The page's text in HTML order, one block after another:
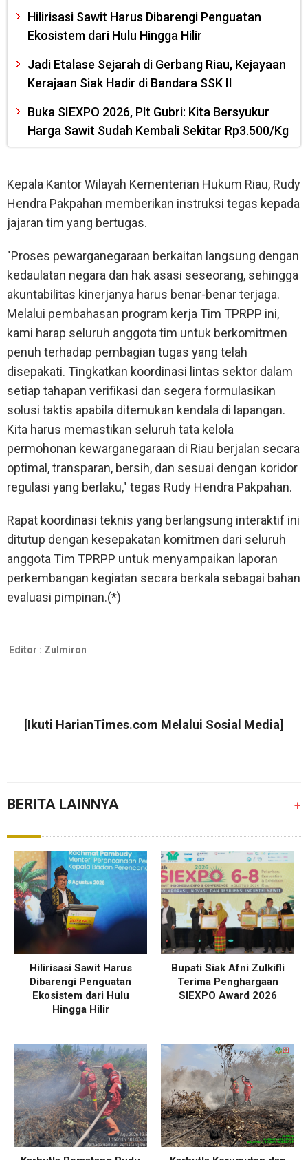
Hilirisasi Sawit Harus Dibarengi Penguatan
Ekosistem dari Hulu Hingga Hilir
Jadi Etalase Sejarah di Gerbang Riau, Kejayaan
Kerajaan Siak Hadir di Bandara SSK II
Buka SIEXPO 2026, Plt Gubri: Kita Bersyukur
Harga Sawit Sudah Kembali Sekitar Rp3.500/Kg
Kepala Kantor Wilayah Kementerian Hukum Riau, Rudy
Hendra Pakpahan memberikan instruksi tegas kepada
jajaran tim yang bertugas.
"Proses pewarganegaraan berkaitan langsung dengan
kedaulatan negara dan hak asasi seseorang, sehingga
akuntabilitas kinerjanya harus benar-benar terjaga.
Melalui pembahasan program kerja Tim TPRPP ini,
kami harap seluruh anggota tim untuk berkomitmen
penuh terhadap pembagian tugas yang telah
disepakati. Tingkatkan koordinasi lintas sektor dalam
setiap tahapan verifikasi dan segera formulasikan
solusi taktis apabila ditemukan kendala di lapangan.
Kita harus memastikan seluruh tata kelola
permohonan kewarganegaraan di Riau berjalan secara
optimal, transparan, bersih, dan sesuai dengan koridor
regulasi yang berlaku," tegas Rudy Hendra Pakpahan.
Rapat koordinasi teknis yang berlangsung interaktif ini
ditutup dengan kesepakatan komitmen dari seluruh
anggota Tim TPRPP untuk menyampaikan laporan
perkembangan kegiatan secara berkala sebagai bahan
evaluasi pimpinan.(*)
Editor : Zulmiron
[Ikuti HarianTimes.com Melalui Sosial Media]
BERITA LAINNYA +
Hilirisasi Sawit Harus
Dibarengi Penguatan
Ekosistem dari Hulu
Hingga Hilir
Bupati Siak Afni Zulkifli
Terima Penghargaan
SIEXPO Award 2026